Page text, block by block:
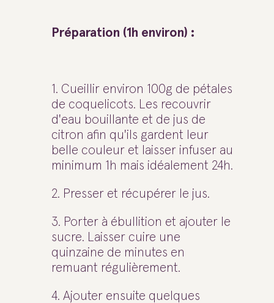
Préparation (1h environ) :
1. Cueillir environ 100g de pétales
de coquelicots. Les recouvrir
d'eau bouillante et de jus de
citron afin qu'ils gardent leur
belle couleur et laisser infuser au
minimum 1h mais idéalement 24h.
2. Presser et récupérer le jus.
3. Porter à ébullition et ajouter le
sucre. Laisser cuire une
quinzaine de minutes en
remuant régulièrement.
4. Ajouter ensuite quelques